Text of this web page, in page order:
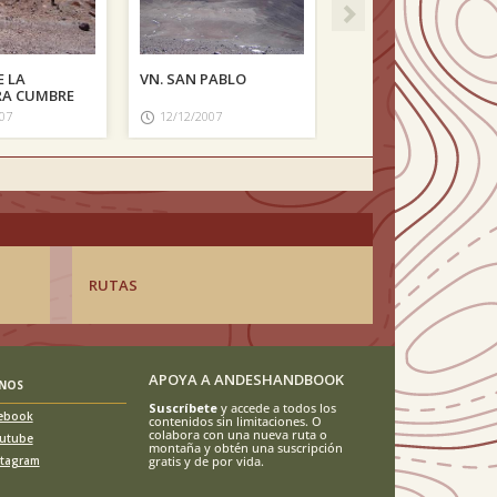
LA
CUMBRE
VN. SAN PABLO
12/12/2007
RUTAS
APOYA A ANDESHANDBOOK
Suscríbetey accede a todos los
contenidos sin limitaciones. O
colabora con una nueva ruta o
montaña y obtén una suscripción
gratis y de por vida.